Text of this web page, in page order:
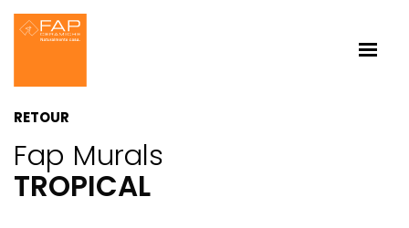
RETOUR
Fap Murals
TROPICAL